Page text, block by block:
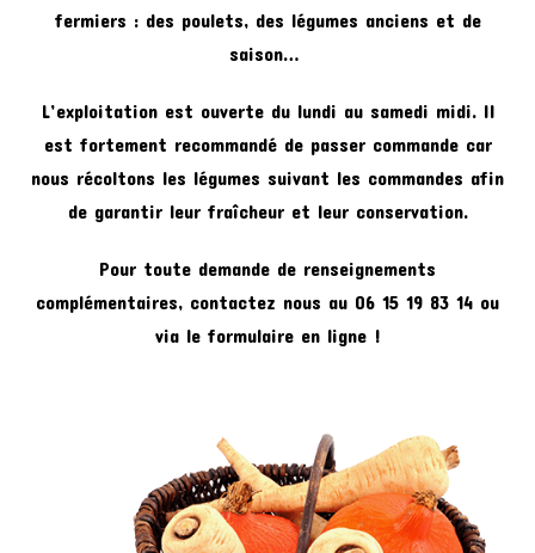
fermiers : des poulets, des légumes anciens et de
saison…
L’exploitation est ouverte du lundi au samedi midi. Il
est fortement recommandé de passer commande car
nous récoltons les légumes suivant les commandes afin
de garantir leur fraîcheur et leur conservation.
Pour toute demande de renseignements
complémentaires, contactez nous au 06 15 19 83 14 ou
via le formulaire en ligne !